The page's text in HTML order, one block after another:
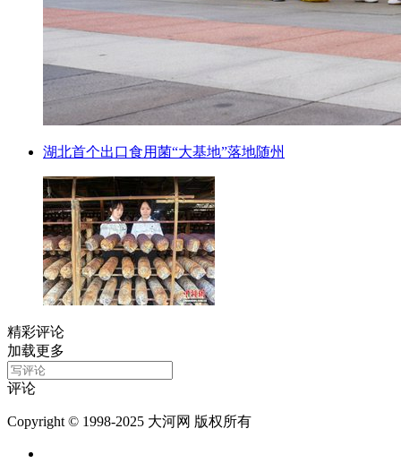
湖北首个出口食用菌“大基地”落地随州
精彩评论
加载更多
评论
Copyright © 1998-2025 大河网 版权所有